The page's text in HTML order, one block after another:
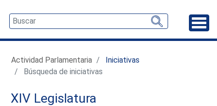
Actividad Parlamentaria
Iniciativas
Búsqueda de iniciativas
XIV Legislatura